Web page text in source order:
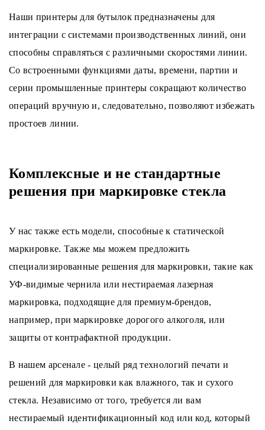
Наши принтеры для бутылок предназначены для
интеграции с системами производственных линий, они
способны справляться с различными скоростями линии.
Со встроенными функциями даты, времени, партии и
серии промышленные принтеры сокращают количество
операций вручную и, следовательно, позволяют избежать
простоев линии.
Комплексные и не стандартные
решения при маркировке стекла
У нас также есть модели, способные к статической
маркировке. Также мы можем предложить
специализированные решения для маркировки, такие как
УФ-видимые чернила или нестираемая лазерная
маркировка, подходящие для премиум-брендов,
например, при маркировке дорогого алкоголя, или
защиты от контрафактной продукции.
В нашем арсенале - целый ряд технологий печати и
решений для маркировки как влажного, так и сухого
стекла. Независимо от того, требуется ли вам
нестираемый идентификационный код или код, который